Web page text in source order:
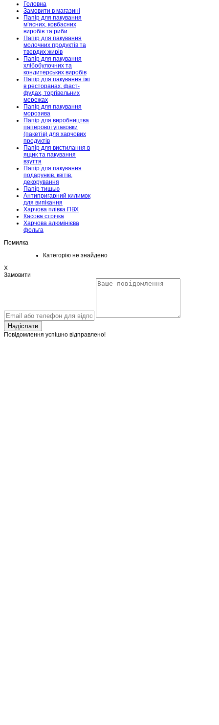
Головна
Замовити в магазині
Папір для пакування
м’ясних, ковбасних
виробів та риби
Папір для пакування
молочних продуктів та
твердих жирів
Папір для пакування
хлібобулочних та
кондитерських виробів
Папір для пакування їжі
в ресторанах, фаст-
фудах, торгівельних
мережах
Папір для пакування
морозива
Папір для виробництва
паперової упаковки
(пакетів) для харчових
продуктів
Папір для вистилання в
ящик та пакування
взуття
Папір для пакування
подарунків, квітів,
декорування
Папір тишью
Антипригарний килимок
для випікання
Харчова плівка ПВХ
Касова стрічка
Харчова алюмінієва
фольга
Помилка
Категорію не знайдено
X
Замовити
Надіслати
Повідомлення успішно відправлено!